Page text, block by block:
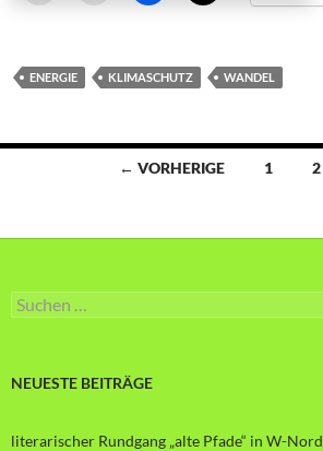
ENERGIE KLIMASCHUTZ WANDEL
Beitragsnavigation
← VORHERIGE 1 2
Suche
nach:
NEUESTE BEITRÄGE
literarischer Rundgang „alte Pfade“ in W-Nord